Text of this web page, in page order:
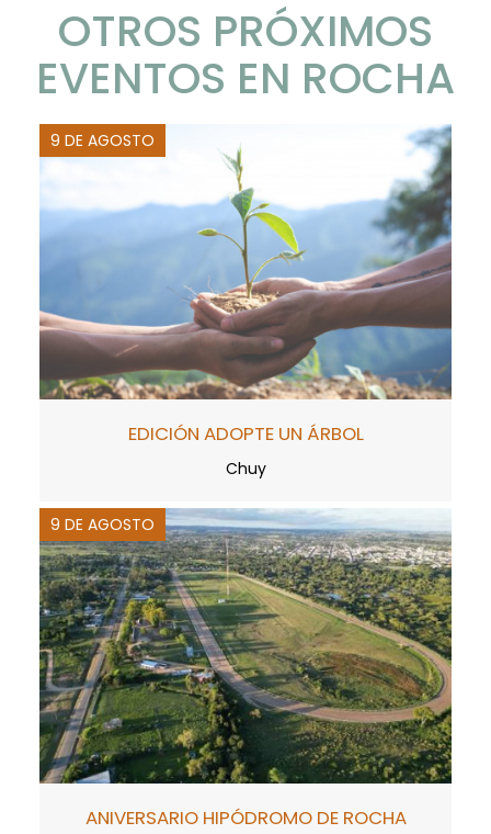
OTROS PRÓXIMOS
EVENTOS EN ROCHA
9 DE AGOSTO
EDICIÓN ADOPTE UN ÁRBOL
Chuy
9 DE AGOSTO
ANIVERSARIO HIPÓDROMO DE ROCHA